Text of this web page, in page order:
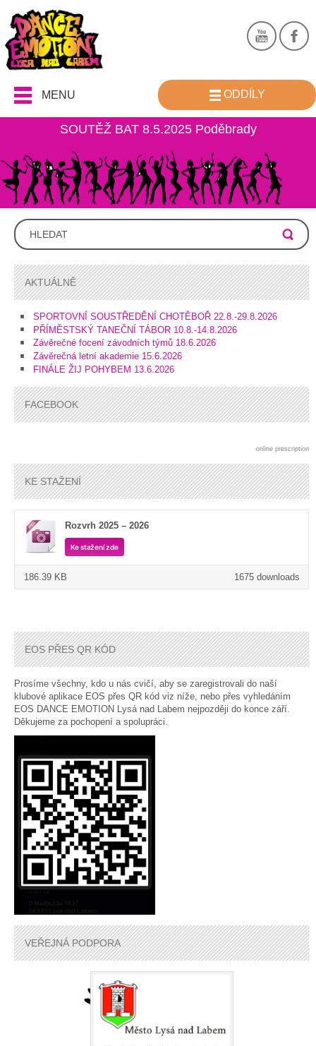
MENU ODDÍLY
SOUTĚŽ BAT 8.5.2025 Poděbrady
AKTUÁLNĚ
SPORTOVNÍ SOUSTŘEDĚNÍ CHOTĚBOŘ 22.8.-29.8.2026
PŘÍMĚSTSKÝ TANEČNÍ TÁBOR 10.8.-14.8.2026
Závěrečné focení závodních týmů 18.6.2026
Závěrečná letní akademie 15.6.2026
FINÁLE ŽIJ POHYBEM 13.6.2026
FACEBOOK
online prescription
KE STAŽENÍ
Rozvrh 2025 – 2026
Ke stažení zde
1675 downloads
186.39 KB
EOS PŘES QR KÓD
Prosíme všechny, kdo u nás cvičí, aby se zaregistrovali do naší
klubové aplikace EOS přes QR kód viz níže, nebo přes vyhledáním
EOS DANCE EMOTION Lysá nad Labem nejpozději do konce září.
Děkujeme za pochopení a spolupráci.
VEŘEJNÁ PODPORA